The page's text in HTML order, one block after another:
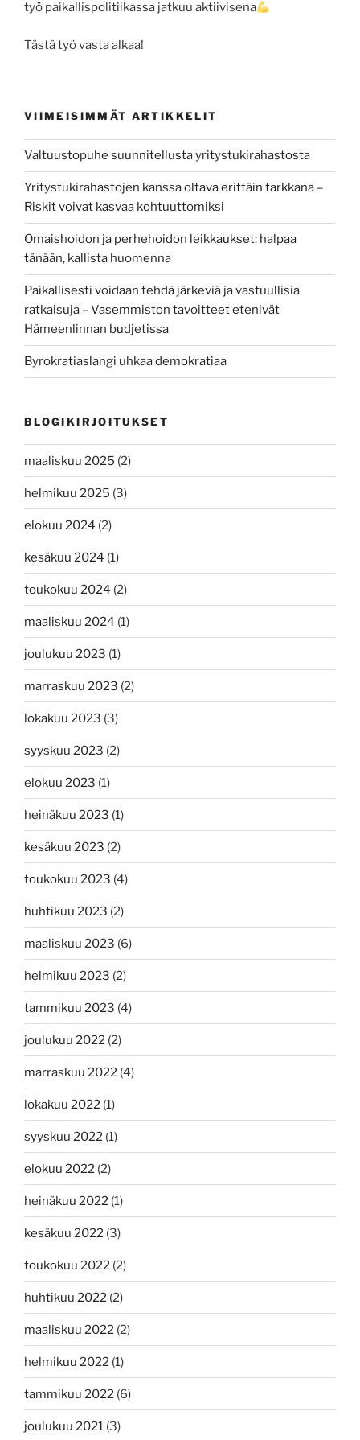
työ paikallispolitiikassa jatkuu aktiivisena
Tästä työ vasta alkaa!
VIIMEISIMMÄT ARTIKKELIT
Valtuustopuhe suunnitellusta yritystukirahastosta
Yritystukirahastojen kanssa oltava erittäin tarkkana –
Riskit voivat kasvaa kohtuuttomiksi
Omaishoidon ja perhehoidon leikkaukset: halpaa
tänään, kallista huomenna
Paikallisesti voidaan tehdä järkeviä ja vastuullisia
ratkaisuja – Vasemmiston tavoitteet etenivät
Hämeenlinnan budjetissa
Byrokratiaslangi uhkaa demokratiaa
BLOGIKIRJOITUKSET
maaliskuu 2025 (2)
helmikuu 2025 (3)
elokuu 2024 (2)
kesäkuu 2024 (1)
toukokuu 2024 (2)
maaliskuu 2024 (1)
joulukuu 2023 (1)
marraskuu 2023 (2)
lokakuu 2023 (3)
syyskuu 2023 (2)
elokuu 2023 (1)
heinäkuu 2023 (1)
kesäkuu 2023 (2)
toukokuu 2023 (4)
huhtikuu 2023 (2)
maaliskuu 2023 (6)
helmikuu 2023 (2)
tammikuu 2023 (4)
joulukuu 2022 (2)
marraskuu 2022 (4)
lokakuu 2022 (1)
syyskuu 2022 (1)
elokuu 2022 (2)
heinäkuu 2022 (1)
kesäkuu 2022 (3)
toukokuu 2022 (2)
huhtikuu 2022 (2)
maaliskuu 2022 (2)
helmikuu 2022 (1)
tammikuu 2022 (6)
joulukuu 2021 (3)